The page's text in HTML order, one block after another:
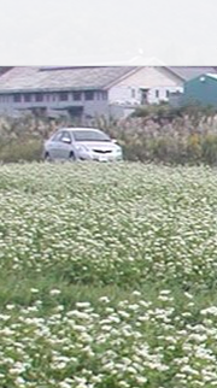
テ
ン
ツ
へ
ス
キ
ッ
プ